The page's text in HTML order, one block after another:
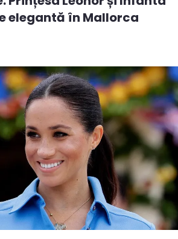
elegantă în Mallorca